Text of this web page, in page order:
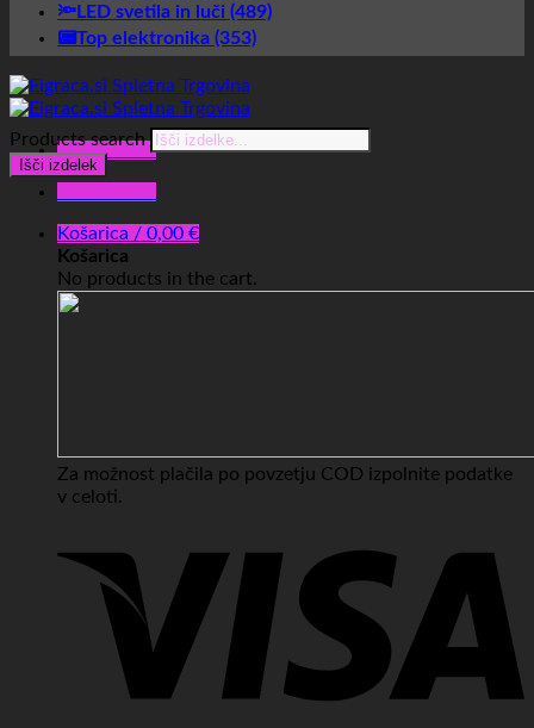
🔦LED svetila in luči (489)
📟Top elektronika (353)
Glavni meni
Košarica / 0,00 €
Košarica
No products in the cart.
Za možnost plačila po povzetju COD izpolnite podatke
v celoti.
Products search
Išči izdelek